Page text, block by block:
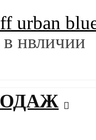
urban
в нвличии